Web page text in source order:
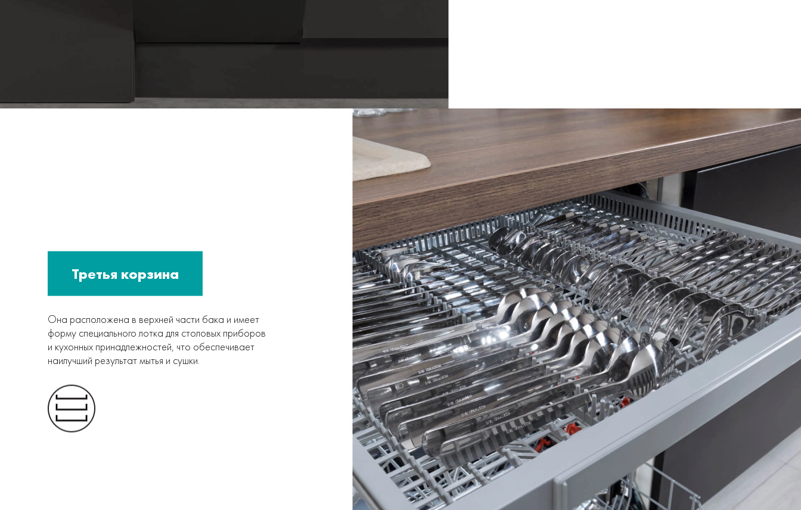
Третья корзина
Она расположена в верхней части бака и имеет
форму специального лотка для столовых приборов
и кухонных принадлежностей, что обеспечивает
наилучший результат мытья и сушки.